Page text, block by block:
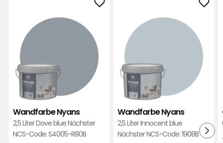
Wandfarbe Nyans
2,5 Liter Dove blue Nächster
NCS-Code: S4005-R80B
Wandfarbe
Favoriten
hinzufügen
Wandfarbe Nyans
2,5 Liter Innocent blue
Nächster NCS-Code: 1908B